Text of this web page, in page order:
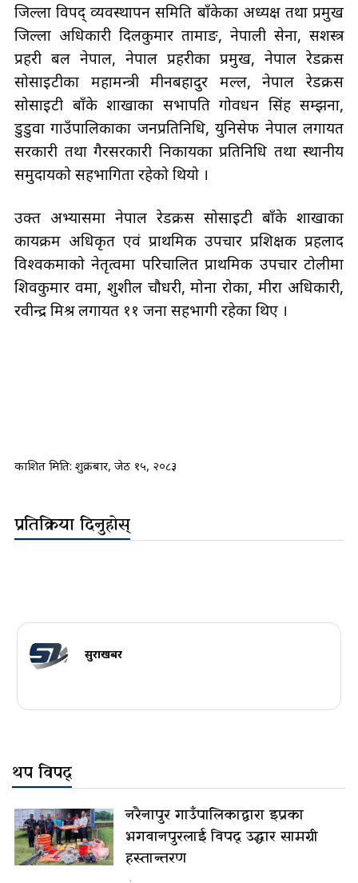
जिल्ला विपद् व्यवस्थापन समिति बाँकेका अध्यक्ष तथा प्रमुख
जिल्ला अधिकारी दिलकुमार तामाङ, नेपाली सेना, सशस्त्र
प्रहरी बल नेपाल, नेपाल प्रहरीका प्रमुख, नेपाल रेडक्रस
सोसाइटीका महामन्त्री मीनबहादुर मल्ल, नेपाल रेडक्रस
सोसाइटी बाँके शाखाका सभापति गोवर्धन सिंह सम्झना,
डुडुवा गाउँपालिकाका जनप्रतिनिधि, युनिसेफ नेपाल लगायत
सरकारी तथा गैरसरकारी निकायका प्रतिनिधि तथा स्थानीय
समुदायको सहभागिता रहेको थियो ।
उक्त अभ्यासमा नेपाल रेडक्रस सोसाइटी बाँके शाखाका
कार्यक्रम अधिकृत एवं प्राथमिक उपचार प्रशिक्षक प्रहलाद
विश्वकर्माको नेतृत्वमा परिचालित प्राथमिक उपचार टोलीमा
शिवकुमार वर्मा, शुशील चौधरी, मोना रोका, मीरा अधिकारी,
रवीन्द्र मिश्र लगायत ११ जना सहभागी रहेका थिए ।
प्रकाशित मिति: शुक्रबार, जेठ १५, २०८३
प्रतिक्रिया दिनुहोस्
सुरक्षाखबर
थप विपद्
नरैनापुर गाउँपालिकाद्वारा इप्रका
भगवानपुरलाई विपद् उद्धार सामग्री
हस्तान्तरण